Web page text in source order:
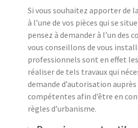
Si vous souhaitez apporter de
à l’une de vos pièces qui se
pensez à demander à l’un des
vous conseillons de vous
professionnels sont en effet
réaliser de tels travaux qui
demande d’autorisation
compétentes afin d’être en
règles d’urbanisme.